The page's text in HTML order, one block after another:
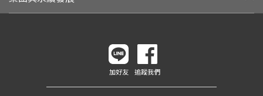
加好友 追蹤我們